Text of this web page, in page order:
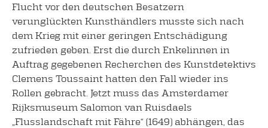
Flucht vor den deutschen Besatzern
verunglückten Kunsthändlers musste sich nach
dem Krieg mit einer geringen Entschädigung
zufrieden geben. Erst die durch Enkelinnen in
Auftrag gegebenen Recherchen des Kunstdetektivs
Clemens Toussaint hatten den Fall wieder ins
Rollen gebracht. Jetzt muss das Amsterdamer
Rijksmuseum Salomon van Ruisdaels
„Flusslandschaft mit Fähre“ (1649) abhängen, das